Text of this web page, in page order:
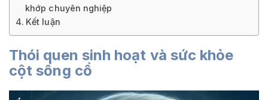
khớp chuyên nghiệp
Kết luận
Thói quen sinh hoạt và sức khỏe
cột sống cổ